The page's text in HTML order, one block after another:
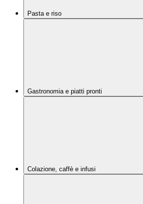
Pasta e riso
Gastronomia e piatti pronti
Colazione, caffè e infusi